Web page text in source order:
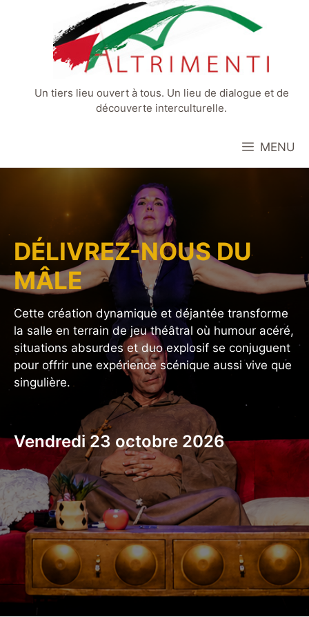
Un tiers lieu ouvert à tous. Un lieu de dialogue et de
découverte interculturelle.
MENU
DÉLIVREZ-NOUS DU
MÂLE
Cette création dynamique et déjantée transforme
la salle en terrain de jeu théâtral où humour acéré,
situations absurdes et duo explosif se conjuguent
pour offrir une expérience scénique aussi vive que
singulière.
Vendredi 23 octobre 2026